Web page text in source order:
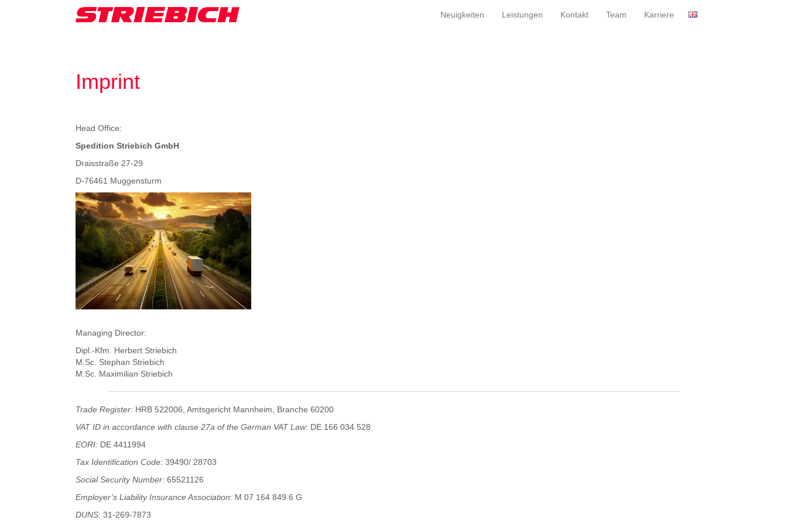
Neuigkeiten Leistungen Kontakt Team Karriere
Imprint
Head Office:
Spedition Striebich GmbH
Draisstraße 27-29
D-76461 Muggensturm
Managing Director:
Dipl.-Kfm. Herbert Striebich
M.Sc. Stephan Striebich
M.Sc. Maximilian Striebich
Trade Register: HRB 522006, Amtsgericht Mannheim, Branche 60200
VAT ID in accordance with clause 27a of the German VAT Law: DE 166 034 528
EORI: DE 4411994
Tax Identification Code: 39490/ 28703
Social Security Number: 65521126
Employer’s Liability Insurance Association: M 07 164 849 6 G
DUNS: 31-269-7873